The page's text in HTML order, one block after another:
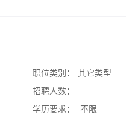
职位类别：
其它类型
招聘人数：
学历要求：
不限